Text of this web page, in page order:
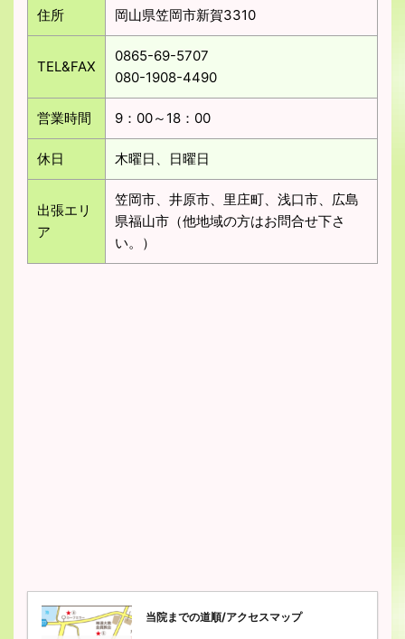
住所 岡山県笠岡市新賀3310
TEL&FAX
0865-69-5707
080-1908-4490
営業時間 9：00～18：00
休日 木曜日、日曜日
出張エリ
ア
笠岡市、井原市、里庄町、浅口市、広島
県福山市（他地域の方はお問合せ下さ
い。）
当院までの道順/アクセスマップ